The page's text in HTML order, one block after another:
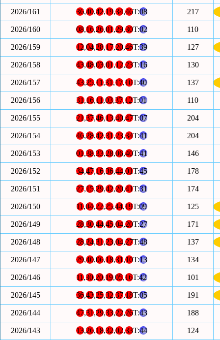
2026/161 36,40,42,19,34,46T:08 217
2026/160 08,16,26,01,29,30T:02 110
2026/159 12,04,28,17,20,46T:39 127
2026/158 43,48,03,01,12,23T:16 130
2026/157 43,25,11,31,17,10T:40 137
2026/156 31,16,11,03,37,12T:01 110
2026/155 21,37,46,13,40,47T:07 204
2026/154 46,28,42,31,23,34T:41 204
2026/153 01,38,33,28,06,40T:41 146
2026/152 34,47,16,36,44,01T:45 178
2026/151 27,15,29,42,20,41T:31 174
2026/150 11,04,22,25,44,19T:09 125
2026/149 28,30,44,45,04,20T:27 171
2026/148 28,24,31,23,04,27T:48 137
2026/147 29,40,06,18,31,10T:13 134
2026/146 11,30,20,19,05,16T:42 101
2026/145 36,43,25,32,37,18T:05 191
2026/144 47,31,29,33,22,26T:43 188
2026/143 13,26,18,32,02,33T:44 124